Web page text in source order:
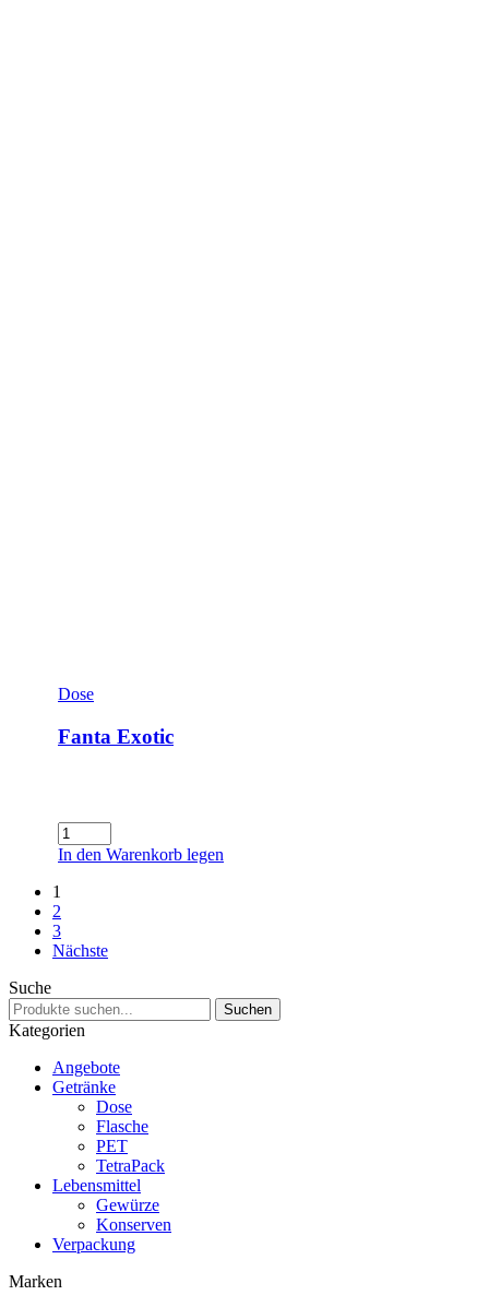
Dose
Fanta Exotic
Fanta
Exotic
In den Warenkorb legen
1
2
3
Nächste
Suche
Suchen
nach:
Suchen
Kategorien
Angebote
Getränke
Dose
Flasche
PET
TetraPack
Lebensmittel
Gewürze
Konserven
Verpackung
Marken